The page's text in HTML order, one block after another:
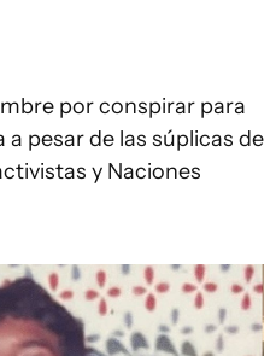
por conspirar para
pesar de las súplicas de
y Naciones